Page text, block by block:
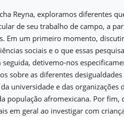
Reyna, exploramos diferentes
de seu trabalho de campo, a
Em um primeiro momento,
sociais e o que essas
detivemo-nos
sobre as diferentes
universidade e das organizações
população afromexicana. Por fim,
em geral ao investigar com